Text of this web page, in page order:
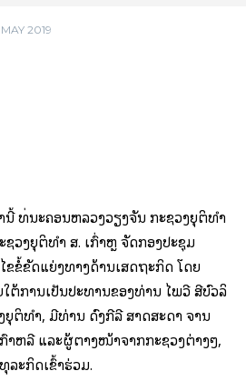
2019
ທີ່​ນະຄອນຫລວງ​ວຽງຈັນ ກະຊວງ​ຍຸ​ຕິ​ທໍາ
ວງຍຸຕິທໍາ ສ. ເກົ່າຫຼີ ຈັດກອງປະຊຸມ
ຂຂໍ້ຂັດແຍ່ງທາງດ້ານເສດຖະກິດ ໂດຍ
ຕ້​ການ​ເປັນ​ປະທານ​ຂອງທ່ານ ໄພວີ ສີບົວລິ
ຕິທຳ, ມີ​ທ່ານ ດົງ​ກີ​ລີ ສາດສະດາ ຈານ​
າຫລີ ​ແລະຜູ້ຕາງໜ້າຈາກກະຊວງຕ່າງໆ,
ະກິດ​ເຂົ້າ​ຮ່ວມ.